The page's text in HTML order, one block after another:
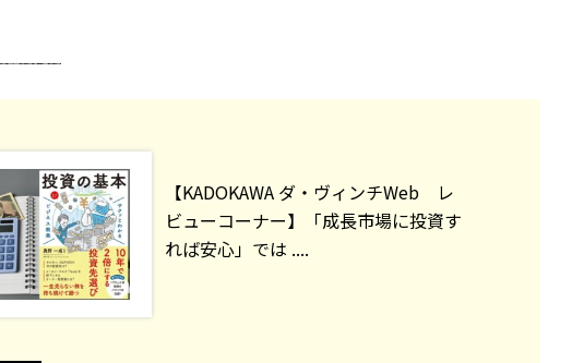
【KADOKAWA ダ・ヴィンチWeb レ
ビューコーナー】「成長市場に投資す
れば安心」では ....